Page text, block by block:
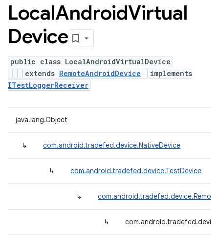
LocalAndroidVirtual
Device
public class LocalAndroidVirtualDevice
extends RemoteAndroidDevice
implements
ITestLoggerReceiver
java.lang.Object
↳ com.android.tradefed.device.NativeDevice
↳ com.android.tradefed.device.TestDevice
↳
↳